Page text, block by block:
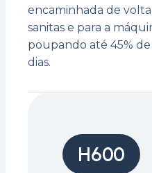
encaminhada de
sanitas e para a
poupando até 45%
dias.
H600